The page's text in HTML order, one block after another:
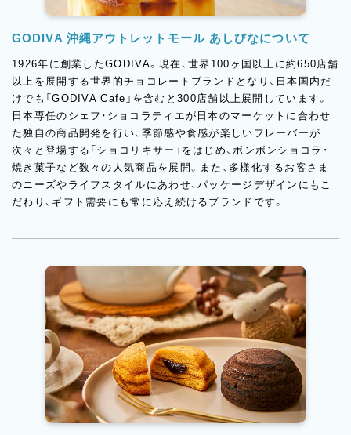
GODIVA 沖縄アウトレットモール あしびなについて
1926年に創業したGODIVA。現在、世界100ヶ国以上に約650店舗
以上を展開する世界的チョコレートブランドとなり、日本国内だ
けでも「GODIVA Cafe」を含むと300店舗以上展開しています。
日本専任のシェフ・ショコラティエが日本のマーケットに合わせ
た独自の商品開発を行い、季節感や食感が楽しいフレーバーが
次々と登場する「ショコリキサー」をはじめ、ボンボンショコラ・
焼き菓子など数々の人気商品を展開。また、多様化するお客さま
のニーズやライフスタイルにあわせ、パッケージデザインにもこ
だわり、ギフト需要にも常に応え続けるブランドです。